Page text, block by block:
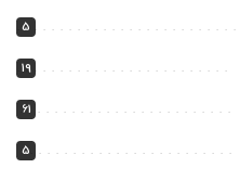
5
19
61
5